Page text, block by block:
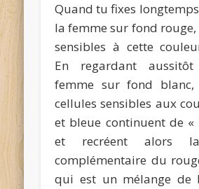
Quand tu fixes longtemps
la femme sur fond rouge,
sensibles à cette
En regardant
femme sur fond blanc,
cellules sensibles aux
et bleue continuent de
et recréent alors
complémentaire du
qui est un mélange de